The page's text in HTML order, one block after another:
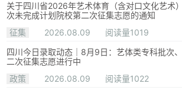
关于四川省2026年艺术体育（含对口文化艺术
次未完成计划院校第二次征集志愿的通知
征集
2026.08.09
阅读量1019
四川今日录取动态｜8月9日：艺体类专科批次
二次征集志愿进行中
政策
2026.08.09
阅读量1022